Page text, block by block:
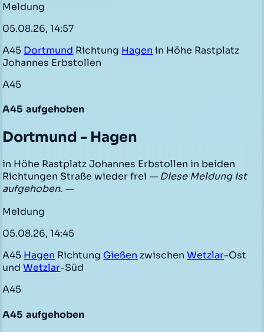
Meldung
05.08.26, 14:57
A45 Dortmund Richtung Hagen in Höhe Rastplatz
Johannes Erbstollen
A45
A45 aufgehoben
Dortmund - Hagen
in Höhe Rastplatz Johannes Erbstollen in beiden
Richtungen Straße wieder frei — Diese Meldung ist
aufgehoben. —
Meldung
05.08.26, 14:45
A45 Hagen Richtung Gießen zwischenWetzlar-Ost
undWetzlar-Süd
A45
A45 aufgehoben